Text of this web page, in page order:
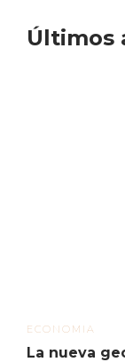
Últimos
ECONOMIA
La nueva